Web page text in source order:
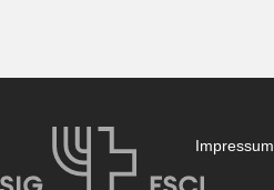
Impressum